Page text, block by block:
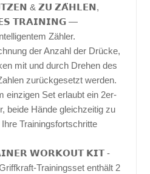
& 𝗭𝗨 𝗭𝗔̈𝗛𝗟𝗘𝗡,
𝗧𝗥𝗔𝗜𝗡𝗜𝗡𝗚 —
Zähler.
der Anzahl der Drücke,
mit und durch Drehen des
zurückgesetzt werden.
einzigen Set erlaubt ein 2er-
beide Hände gleichzeitig zu
Trainingsfortschritte
𝗪𝗢𝗥𝗞𝗢𝗨𝗧 𝗞𝗜𝗧 -
Trainingsset enthält 2